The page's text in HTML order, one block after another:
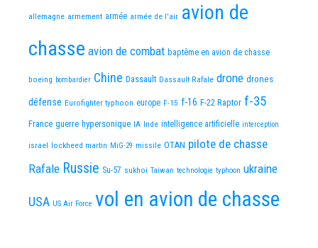
allemagne armement armée armée de l'air avion de
chasse avion de combat baptême en avion de chasse
boeing bombardier Chine Dassault Dassault Rafale drone drones
défense Eurofighter typhoon europe F-15 f-16 F-22 Raptor f-35
France guerre hypersonique IA Inde intelligence artificielle interception
israel lockheed martin MiG-29 missile OTAN pilote de chasse
Rafale Russie Su-57 sukhoi Taiwan technologie typhoon ukraine
USA US Air Force vol en avion de chasse